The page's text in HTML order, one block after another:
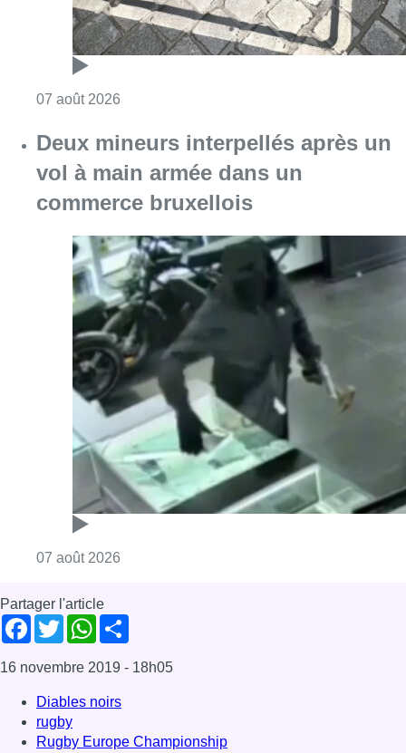
07 août 2026
Deux mineurs interpellés après un
vol à main armée dans un
commerce bruxellois
07 août 2026
Partager l'article
Facebook
TwitterWhatsApp
16 novembre 2019 - 18h05
Diables noirs
rugby
Rugby Europe Championship